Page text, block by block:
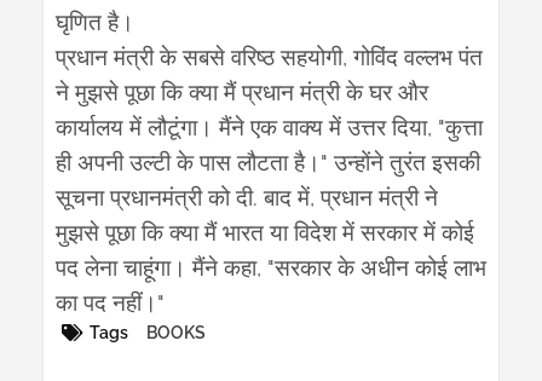
घृणित है।
प्रधान मंत्री के सबसे वरिष्ठ सहयोगी,गोविंद वल्लभ पंत
ने मुझसे पूछा कि क्या मैं प्रधान मंत्री के घर और
कार्यालय में लौटूंगा। मैंने एक वाक्य में उत्तर दिया, "कुत्ता
ही अपनी उल्टी के पास लौटता है। "उन्होंने तुरंत इसकी
सूचना प्रधानमंत्री को दी.बाद में,प्रधान मंत्री ने
मुझसे पूछा कि क्या मैं भारत या विदेश में सरकार में कोई
पद लेना चाहूंगा। मैंने कहा, "सरकार के अधीन कोई लाभ
का पद नहीं। "
Tags BOOKS